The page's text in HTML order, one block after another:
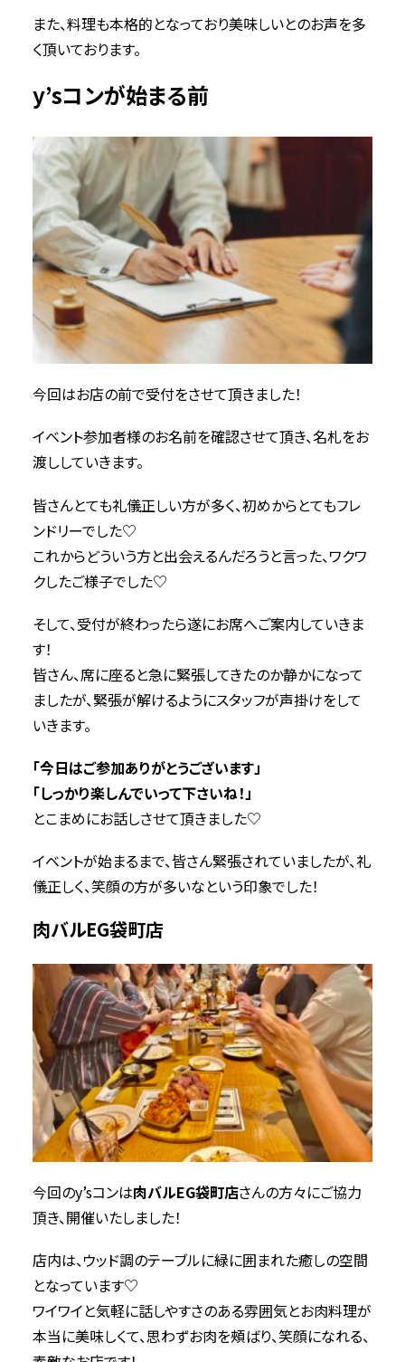
また、料理も本格的となっており美味しいとのお声を多
く頂いております。
y’sコンが始まる前
今回はお店の前で受付をさせて頂きました！
イベント参加者様のお名前を確認させて頂き、名札をお
渡ししていきます。
皆さんとても礼儀正しい方が多く、初めからとてもフレ
ンドリーでした♡
これからどういう方と出会えるんだろうと言った、ワクワ
クしたご様子でした♡
そして、受付が終わったら遂にお席へご案内していきま
す！
皆さん、席に座ると急に緊張してきたのか静かになって
ましたが、緊張が解けるようにスタッフが声掛けをして
いきます。
「今日はご参加ありがとうございます」
「しっかり楽しんでいって下さいね！」
とこまめにお話しさせて頂きました♡
イベントが始まるまで、皆さん緊張されていましたが、礼
儀正しく、笑顔の方が多いなという印象でした！
肉バルEG袋町店
今回のy’sコンは肉バルEG袋町店さんの方々にご協力
頂き、開催いたしました！
店内は、ウッド調のテーブルに緑に囲まれた癒しの空間
となっています♡
ワイワイと気軽に話しやすさのある雰囲気とお肉料理が
本当に美味しくて、思わずお肉を頰ばり、笑顔になれる、